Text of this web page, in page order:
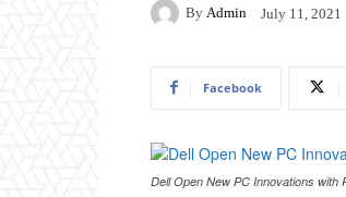
By Admin July 11, 2021
Facebook
Dell Open New PC Innovations